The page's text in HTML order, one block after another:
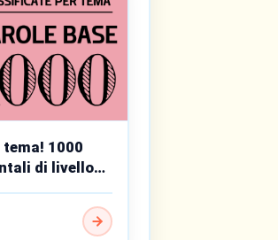
1000
di livello